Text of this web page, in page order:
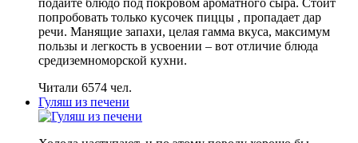
попробовать только кусочек пиццы , пропадает дар
речи. Манящие запахи, целая гамма вкуса, максимум
пользы и легкость в усвоении – вот отличие блюда
средиземноморской кухни.
Читали 6574 чел.
Гуляш из печени